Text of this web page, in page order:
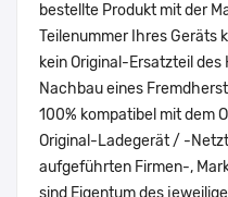
bestellte Produkt mit der
Teilenummer Ihres Geräts
kein Original-Ersatzteil
Nachbau eines
100% kompatibel mit dem
Original-Ladegerät / -
aufgeführten Firmen-,